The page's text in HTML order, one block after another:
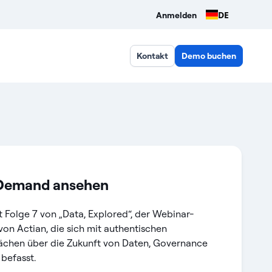
Anmelden DE
Kontakt Demo buchen
ansehen
Folge 7 von „Data, Explored“, der Webinar-
Actian, die sich mit authentischen
über die Zukunft von Daten, Governance